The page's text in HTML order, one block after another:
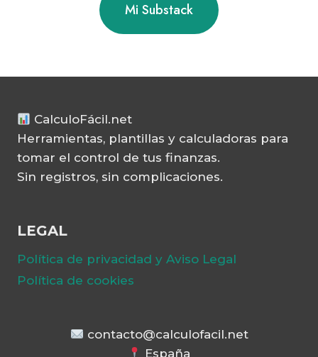
Mi Substack
CalculoFácil.net
Herramientas, plantillas y calculadoras para
tomar el control de tus finanzas.
Sin registros, sin complicaciones.
LEGAL
Política de privacidad y Aviso Legal
Política de cookies
contacto@calculofacil.net
España